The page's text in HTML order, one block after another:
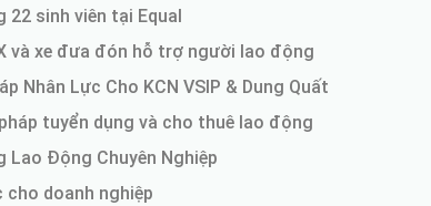
22 sinh viên tại Equal
và xe đưa đón hỗ trợ người lao động
Nhân Lực Cho KCN VSIP & Dung Quất
tuyển dụng và cho thuê lao động
Lao Động Chuyên Nghiệp
cho doanh nghiệp